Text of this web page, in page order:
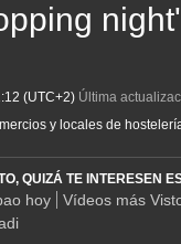
(UTC+2) Última
y locales de
QUIZÁ TE INTERESEN
hoy Vídeos más